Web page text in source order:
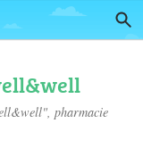
pharmacie